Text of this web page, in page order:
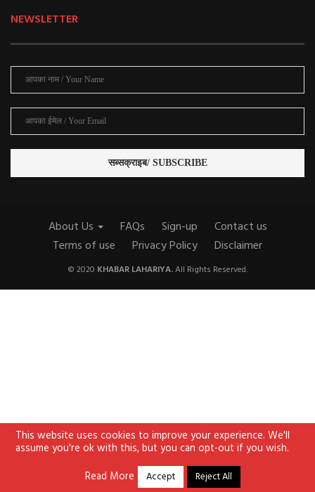
NEWSLETTER
About Us FAQs Sign-up
Contact us
Terms of use
Privacy Policy Disclaimer
© 2020 KHABAR LAHARIYA.All Rights Reserved.
This website uses cookies to improve your experience. We'll
assume you're ok with this, but you can opt-out if you wish.
Read More
Accept Reject All